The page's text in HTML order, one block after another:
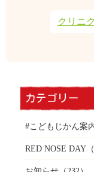
クリニ
カテゴリー
#こどもじかん案
RED NOSE DAY